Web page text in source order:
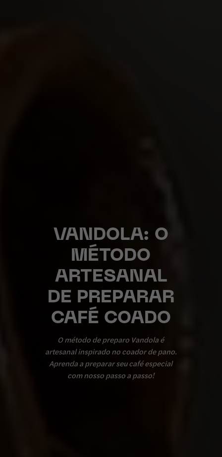
VANDOLA: O
MÉTODO
ARTESANAL
DE PREPARAR
CAFÉ COADO
O método de preparo Vandola é
artesanal inspirado no coador de pano.
Aprenda a preparar seu café especial
com nosso passo a passo!